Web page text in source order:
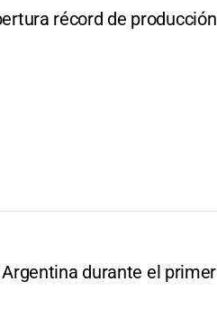
récord de producción
durante el primer